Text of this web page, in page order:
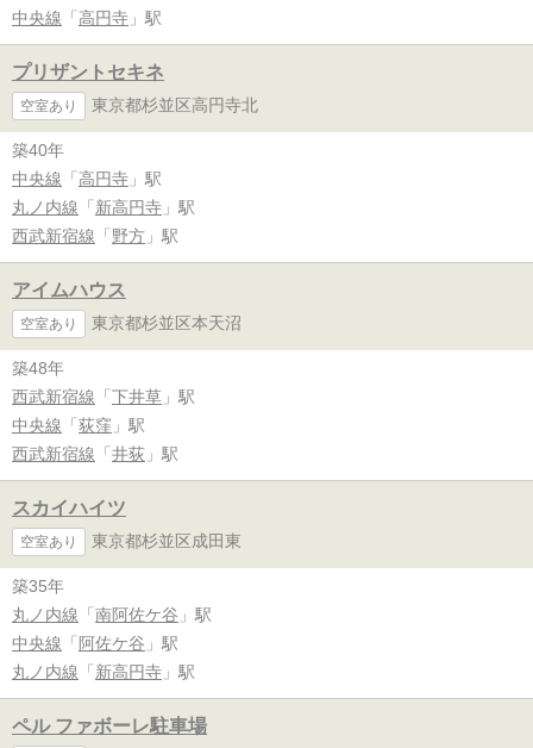
中央線 「 高円寺 」駅
プリザントセキネ
空室あり 東京都杉並区高円寺北
築40年
中央線 「 高円寺 」駅
丸ノ内線 「 新高円寺 」駅
西武新宿線 「 野方 」駅
アイムハウス
空室あり 東京都杉並区本天沼
築48年
西武新宿線 「 下井草 」駅
中央線 「 荻窪 」駅
西武新宿線 「 井荻 」駅
スカイハイツ
空室あり 東京都杉並区成田東
築35年
丸ノ内線 「 南阿佐ケ谷 」駅
中央線 「 阿佐ケ谷 」駅
丸ノ内線 「 新高円寺 」駅
ペル ファボーレ駐車場